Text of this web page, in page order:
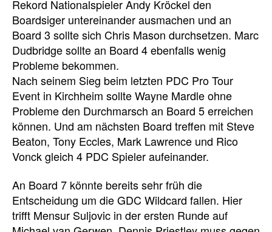
Rekord Nationalspieler Andy Kröckel den
Boardsiger untereinander ausmachen und an
Board 3 sollte sich Chris Mason durchsetzen. Marc
Dudbridge sollte an Board 4 ebenfalls wenig
Probleme bekommen.
Nach seinem Sieg beim letzten PDC Pro Tour
Event in Kirchheim sollte Wayne Mardle ohne
Probleme den Durchmarsch an Board 5 erreichen
können. Und am nächsten Board treffen mit Steve
Beaton, Tony Eccles, Mark Lawrence und Rico
Vonck gleich 4 PDC Spieler aufeinander.
An Board 7 könnte bereits sehr früh die
Entscheidung um die GDC Wildcard fallen. Hier
trifft Mensur Suljovic in der ersten Runde auf